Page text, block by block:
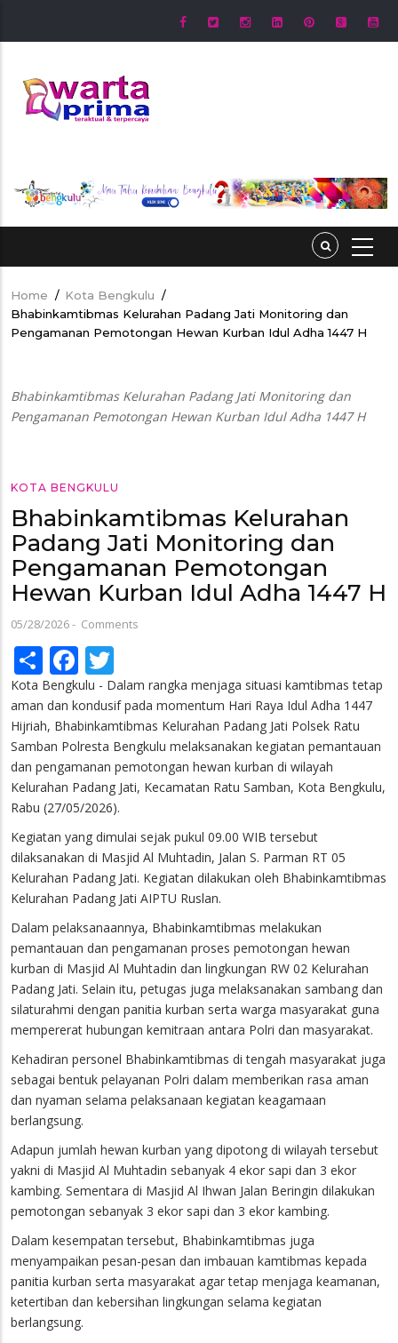
Breadcrumb
Home / Kota Bengkulu /
Bhabinkamtibmas Kelurahan Padang Jati Monitoring dan
Pengamanan Pemotongan Hewan Kurban Idul Adha 1447 H
Bhabinkamtibmas Kelurahan Padang Jati Monitoring dan
Pengamanan Pemotongan Hewan Kurban Idul Adha 1447 H
KOTA BENGKULU
Bhabinkamtibmas Kelurahan
Padang Jati Monitoring dan
Pengamanan Pemotongan
Hewan Kurban Idul Adha 1447 H
05/28/2026- Comments
ShareFacebook
Kota Bengkulu - Dalam rangka menjaga situasi kamtibmas tetap
aman dan kondusif pada momentum Hari Raya Idul Adha 1447
Hijriah, Bhabinkamtibmas Kelurahan Padang Jati Polsek Ratu
Samban Polresta Bengkulu melaksanakan kegiatan pemantauan
dan pengamanan pemotongan hewan kurban di wilayah
Kelurahan Padang Jati, Kecamatan Ratu Samban, Kota Bengkulu,
Rabu (27/05/2026).
Kegiatan yang dimulai sejak pukul 09.00 WIB tersebut
dilaksanakan di Masjid Al Muhtadin, Jalan S. Parman RT 05
Kelurahan Padang Jati. Kegiatan dilakukan oleh Bhabinkamtibmas
Kelurahan Padang Jati AIPTU Ruslan.
Dalam pelaksanaannya, Bhabinkamtibmas melakukan
pemantauan dan pengamanan proses pemotongan hewan
kurban di Masjid Al Muhtadin dan lingkungan RW 02 Kelurahan
Padang Jati. Selain itu, petugas juga melaksanakan sambang dan
silaturahmi dengan panitia kurban serta warga masyarakat guna
mempererat hubungan kemitraan antara Polri dan masyarakat.
Kehadiran personel Bhabinkamtibmas di tengah masyarakat juga
sebagai bentuk pelayanan Polri dalam memberikan rasa aman
dan nyaman selama pelaksanaan kegiatan keagamaan
berlangsung.
Adapun jumlah hewan kurban yang dipotong di wilayah tersebut
yakni di Masjid Al Muhtadin sebanyak 4 ekor sapi dan 3 ekor
kambing. Sementara di Masjid Al Ihwan Jalan Beringin dilakukan
pemotongan sebanyak 3 ekor sapi dan 3 ekor kambing.
Dalam kesempatan tersebut, Bhabinkamtibmas juga
menyampaikan pesan-pesan dan imbauan kamtibmas kepada
panitia kurban serta masyarakat agar tetap menjaga keamanan,
ketertiban dan kebersihan lingkungan selama kegiatan
berlangsung.